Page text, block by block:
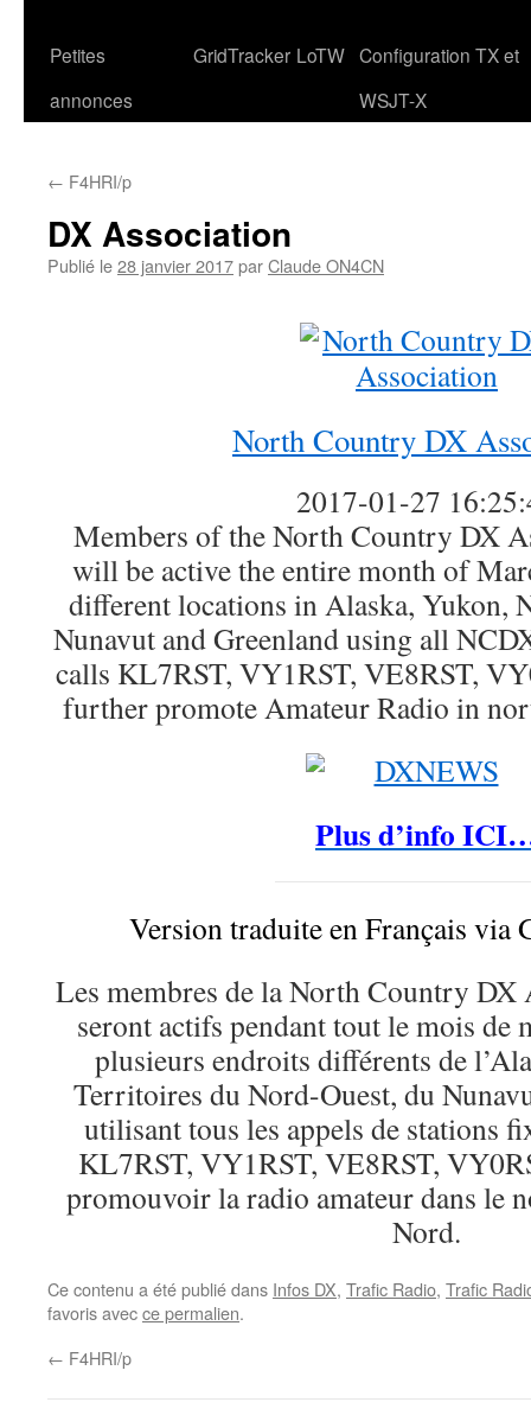
Petites
annonces
GridTracker LoTW Configuration TX et
WSJT-X
← F4HRI/p
DX Association
Publié le28 janvier 2017parClaude ON4CN
North Country DX
2017-01-27
Members of the North Country DX
will be active the entire month of
different locations in Alaska, Yukon,
Nunavut and Greenland using all
calls KL7RST, VY1RST, VE8RST,
further promote Amateur Radio in
Plus d’info
Version traduite en Français via
Les membres de la North Country
seront actifs pendant tout le mois de
plusieurs endroits différents de
Territoires du Nord-Ouest, du
utilisant tous les appels de stations
KL7RST, VY1RST, VE8RST,
promouvoir la radio amateur dans le
Nord.
Ce contenu a été publié dans Infos DX, Trafic Radio, Trafic
favoris avecce permalien.
← F4HRI/p